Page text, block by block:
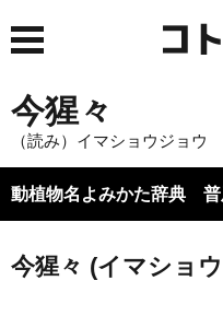
今猩々
（読み）イマショウジョウ
動植物名よみかた辞典 普
今猩々 (イマショ